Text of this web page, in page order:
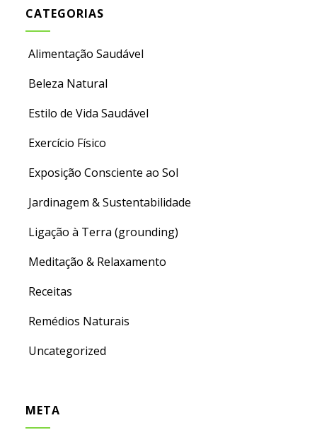
CATEGORIAS
Alimentação Saudável
Beleza Natural
Estilo de Vida Saudável
Exercício Físico
Exposição Consciente ao Sol
Jardinagem & Sustentabilidade
Ligação à Terra (grounding)
Meditação & Relaxamento
Receitas
Remédios Naturais
Uncategorized
META